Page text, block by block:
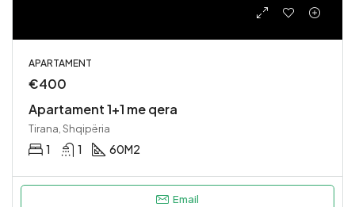
APARTAMENT
€400
Apartament 1+1 me qera
Tirana, Shqipëria
1 1 60M2
Email